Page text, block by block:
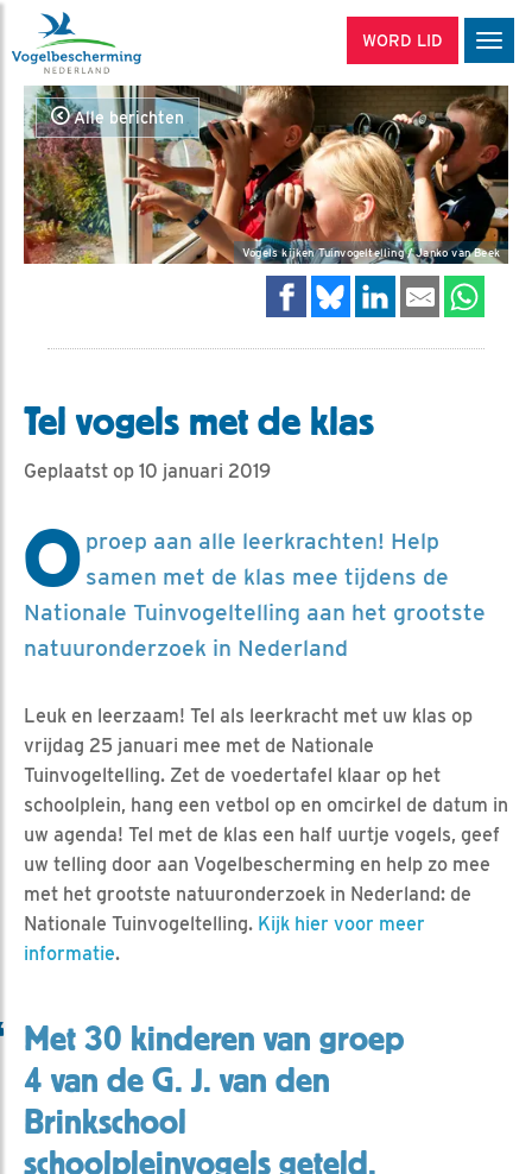
WORD LID
Alle berichten
Vogels kijken Tuinvogeltelling / Janko van Beek
Tel vogels met de klas
Geplaatst op 10 januari 2019
O proep aan alle leerkrachten! Help
samen met de klas mee tijdens de
Nationale Tuinvogeltelling aan het grootste
natuuronderzoek in Nederland
Leuk en leerzaam! Tel als leerkracht met uw klas op
vrijdag 25 januari mee met de Nationale
Tuinvogeltelling. Zet de voedertafel klaar op het
schoolplein, hang een vetbol op en omcirkel de datum in
uw agenda! Tel met de klas een half uurtje vogels, geef
uw telling door aan Vogelbescherming en help zo mee
met het grootste natuuronderzoek in Nederland: de
Nationale Tuinvogeltelling. Kijk hier voor meer
informatie.
Met 30 kinderen van groep
4 van de G. J. van den
Brinkschool
schoolpleinvogels geteld.